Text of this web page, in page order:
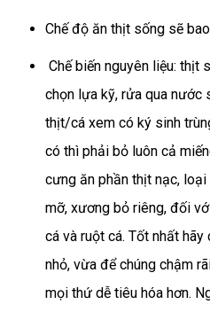
Chế độ ăn thịt sống sẽ
Chế biến nguyên liệu: thịt
chọn lựa kỹ, rửa qua nước
thịt/cá xem có ký sinh
có thì phải bỏ luôn cả
cưng ăn phần thịt nạc,
mỡ, xương bỏ riêng, đối
cá và ruột cá. Tốt nhất
nhỏ, vừa để chúng chậm
mọi thứ dễ tiêu hóa hơn.